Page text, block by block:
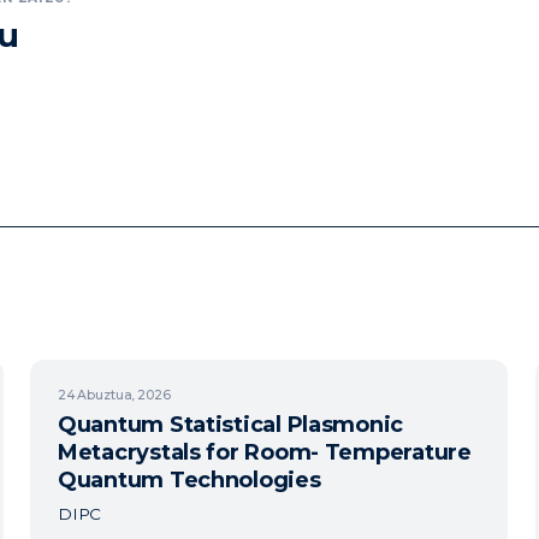
24Abuztua, 2026
Quantum Statistical Plasmonic
Metacrystals for Room- Temperature
Quantum Technologies
DIPC